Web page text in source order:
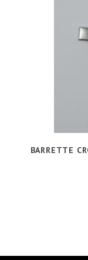
BARRETTE